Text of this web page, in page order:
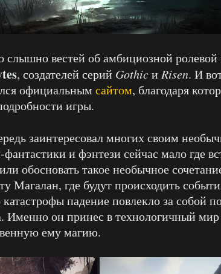
слышно вестей об амбициозной ролевой
, создателей серий Gothicи Risen. И
официальным сайтом, благодаря
игры.
заинтересовал многих своим
и фэнтези сейчас мало где
обосновать такое необычное
Магалан, где будут происходить
падение повлекло за собой
Именно он принес в технологичный
ему магию.